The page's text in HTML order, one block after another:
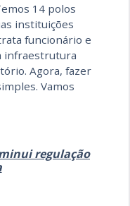
14 polos
instituições
funcionário e
infraestrutura
Agora, fazer
Vamos
regulação